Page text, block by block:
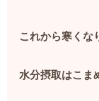
これから寒くな
水分摂取はこま